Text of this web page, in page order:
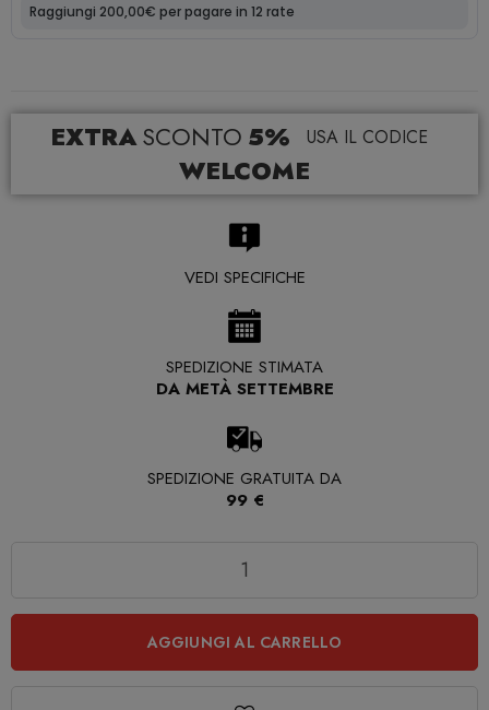
EXTRASCONTO 5% USA IL CODICE
WELCOME
VEDI SPECIFICHE
SPEDIZIONE STIMATA
DA METÀ SETTEMBRE
SPEDIZIONE GRATUITA DA
99 €
AGGIUNGI AL CARRELLO